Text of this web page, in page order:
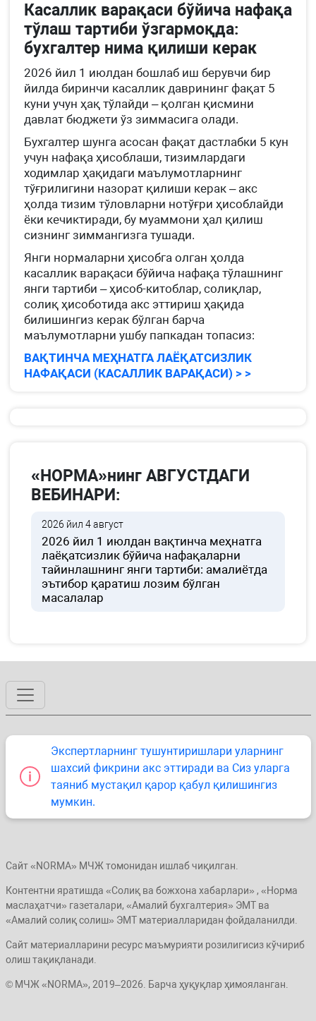
Касаллик варақаси бўйича нафақа
тўлаш тартиби ўзгармоқда:
бухгалтер нима қилиши керак
2026 йил 1 июлдан бошлаб иш берувчи бир
йилда биринчи касаллик даврининг фақат 5
куни учун ҳақ тўлайди – қолган қисмини
давлат бюджети ўз зиммасига олади.
Бухгалтер шунга асосан фақат дастлабки 5 кун
учун нафақа ҳисоблаши, тизимлардаги
ходимлар ҳақидаги маълумотларнинг
тўғрилигини назорат қилиши керак – акс
ҳолда тизим тўловларни нотўғри ҳисоблайди
ёки кечиктиради, бу муаммони ҳал қилиш
сизнинг зиммангизга тушади.
Янги нормаларни ҳисобга олган ҳолда
касаллик варақаси бўйича нафақа тўлашнинг
янги тартиби – ҳисоб-китоблар, солиқлар,
солиқ ҳисоботида акс эттириш ҳақида
билишингиз керак бўлган барча
маълумотларни ушбу папкадан топасиз:
ВАҚТИНЧА МЕҲНАТГА ЛАЁҚАТСИЗЛИК
НАФАҚАСИ (КАСАЛЛИК ВАРАҚАСИ) > >
«НОРМА»нинг АВГУСТДАГИ
ВЕБИНАРИ:
2026 йил 4 август
2026 йил 1 июлдан вақтинча меҳнатга
лаёқатсизлик бўйича нафақаларни
тайинлашнинг янги тартиби: амалиётда
эътибор қаратиш лозим бўлган
масалалар
Экспертларнинг тушунтиришлари уларнинг
шахсий фикрини акс эттиради ва Сиз уларга
таяниб мустақил қарор қабул қилишингиз
мумкин.
Сайт «NORMA» МЧЖ томонидан ишлаб чиқилган.
Контентни яратишда «Солиқ ва божхона хабарлари» , «Норма
маслаҳатчи» газеталари, «Амалий бухгалтерия» ЭМТ ва
«Амалий солиқ солиш» ЭМТ материалларидан фойдаланилди.
Сайт материалларини ресурс маъмурияти розилигисиз кўчириб
олиш тақиқланади.
© МЧЖ «NORMA», 2019–2026. Барча ҳуқуқлар ҳимояланган.